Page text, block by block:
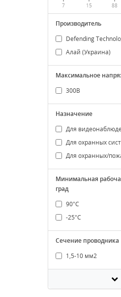
7 15 88
Производитель
Defending
Алай (Украина)
Максимальное
300В
Назначение
Для
Для охранных
Для охранных/
Минимальная
град
90°С
-25°С
Сечение проводника
1,5-10 мм2